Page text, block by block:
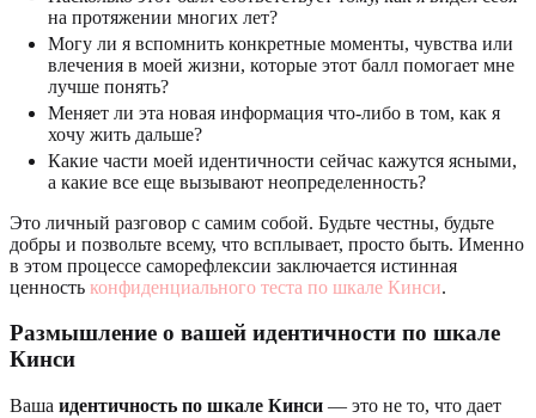
на протяжении многих лет?
Могу ли я вспомнить конкретные моменты, чувства или
влечения в моей жизни, которые этот балл помогает мне
лучше понять?
Меняет ли эта новая информация что-либо в том, как я
хочу жить дальше?
Какие части моей идентичности сейчас кажутся ясными,
а какие все еще вызывают неопределенность?
Это личный разговор с самим собой. Будьте честны, будьте
добры и позвольте всему, что всплывает, просто быть. Именно
в этом процессе саморефлексии заключается истинная
ценность конфиденциального теста по шкале Кинси.
Размышление о вашей идентичности по шкале
Кинси
Ваша идентичность по шкале Кинси — это не то, что дает